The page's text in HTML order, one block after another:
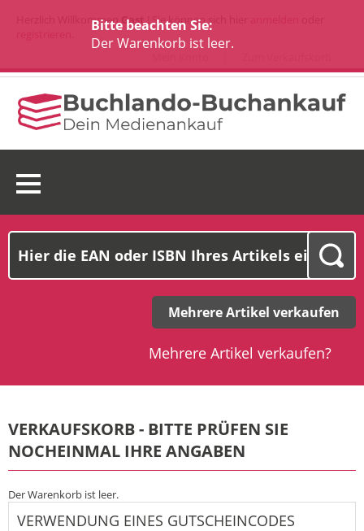
Herzlich WillkommenGast! Sie können sich hier
Mehrere Artikel verkaufen
Mehrere Artikel verkaufen?
VERKAUFSKORB - BITTE PRÜFEN SIE
NOCHEINMAL IHRE ANGABEN
Der Warenkorb ist leer.
VERWENDUNG EINES GUTSCHEINCODES
Bitte beachten Sie:
Der Warenkorb ist leer.